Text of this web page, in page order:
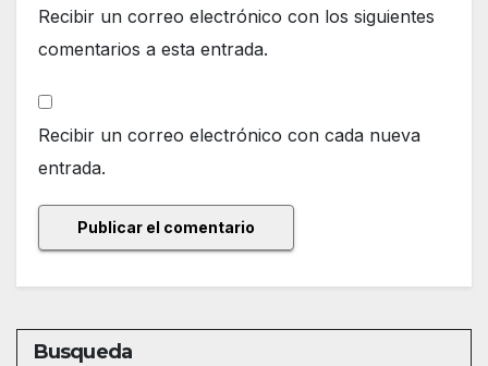
Recibir un correo electrónico con los siguientes
comentarios a esta entrada.
Recibir un correo electrónico con cada nueva
entrada.
Busqueda